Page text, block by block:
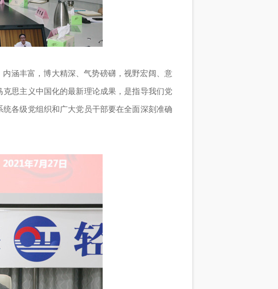
涵丰富，博大精深、气势磅礴，视野宏阔、意
思主义中国化的最新理论成果，是指导我们党
各级党组织和广大党员干部要在全面深刻准确